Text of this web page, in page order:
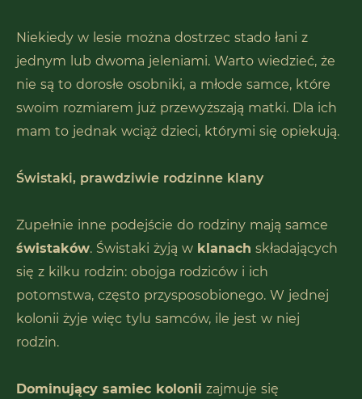
Niekiedy w lesie można dostrzec stado łani z
jednym lub dwoma jeleniami. Warto wiedzieć, że
nie są to dorosłe osobniki, a młode samce, które
swoim rozmiarem już przewyższają matki. Dla ich
mam to jednak wciąż dzieci, którymi się opiekują.
Świstaki, prawdziwie rodzinne klany
Zupełnie inne podejście do rodziny mają samce
świstaków. Świstaki żyją w klanach składających
się z kilku rodzin: obojga rodziców i ich
potomstwa, często przysposobionego. W jednej
kolonii żyje więc tylu samców, ile jest w niej
rodzin.
Dominujący samiec kolonii zajmuje się